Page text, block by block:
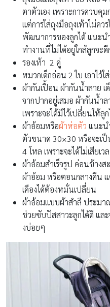
ตาตัวเอง เพราะการควบคุ
แต่การใส่ถุงมือถุงเท้าไม่คว
พัฒนาการของลูกได้ แนะน
ทำงานที่ไม่ได้อยู่ใกล้ลูกจะดี
รองเท้า 2 คู่
หมวกเด็กอ่อน 2 ใบ เอาไว้
ผ้ากันเปื้อน ผ้ากันน้ำลาย เ
จากปากอยู่เสมอ ผ้ากันน้ำ
เพราะจะได้มีไว้เปลี่ยนให้
ผ้าอ้อมหรือผ้าห่อตัว แนะน
ตัวขนาด 30×30 หรือจะเ
4 โหล เพราะจะได้ไม่เสียเ
ผ้าอ้อมสำเร็จรูป ค่อนข้างส
ผ้าอ้อม หรือตอนกลางคืน
เคืองได้ต้องหมั่นเปลี่ยน
ผ้าอ้อมแบบผ้าสำลี ประมา
ช่วยซับปัสสาวะลูกได้ดี แล
งบ่อยๆ